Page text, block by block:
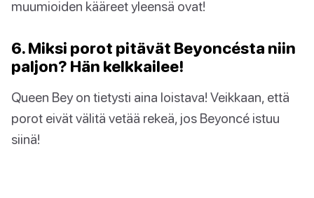
muumioiden kääreet yleensä ovat!
6. Miksi porot pitävät Beyoncésta niin
paljon? Hän kelkkailee!
Queen Bey on tietysti aina loistava! Veikkaan, että
porot eivät välitä vetää rekeä, jos Beyoncé istuu
siinä!